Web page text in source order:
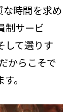
な時間を求め
制サービ
して選りす
からこそで
。